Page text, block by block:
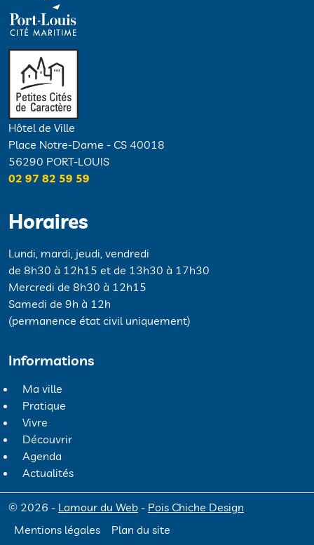
Hôtel de Ville
Place Notre-Dame - CS 40018
56290 PORT-LOUIS
02 97 82 59 59
Horaires
Lundi, mardi, jeudi, vendredi
de 8h30 à 12h15 et de 13h30 à 17h30
Mercredi de 8h30 à 12h15
Samedi de 9h à 12h
(permanence état civil uniquement)
Informations
Ma ville
Pratique
Vivre
Découvrir
Agenda
Actualités
© 2026 - Lamour du Web - Pois Chiche Design
Mentions légales
Plan du site